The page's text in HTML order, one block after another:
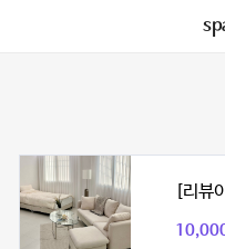
[리뷰